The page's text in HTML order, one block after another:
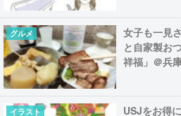
グルメ
女子も一見
と自家製お
祥福」＠兵
イラスト USJをお得